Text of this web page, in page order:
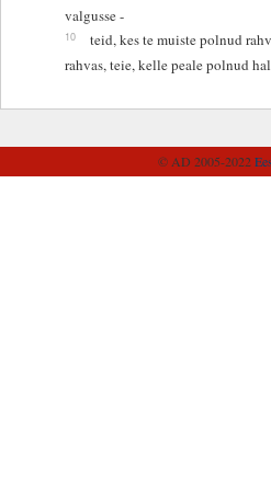
valgusse -
10
teid, kes te muiste polnud
rahvas, teie, kelle peale polnud
© AD 2005-2022